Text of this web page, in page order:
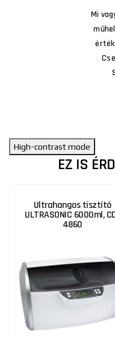
Mi
High-contrast mode
EZ IS
Ultrahangos tisztító
ULTRASONIC 6000ml,
4860